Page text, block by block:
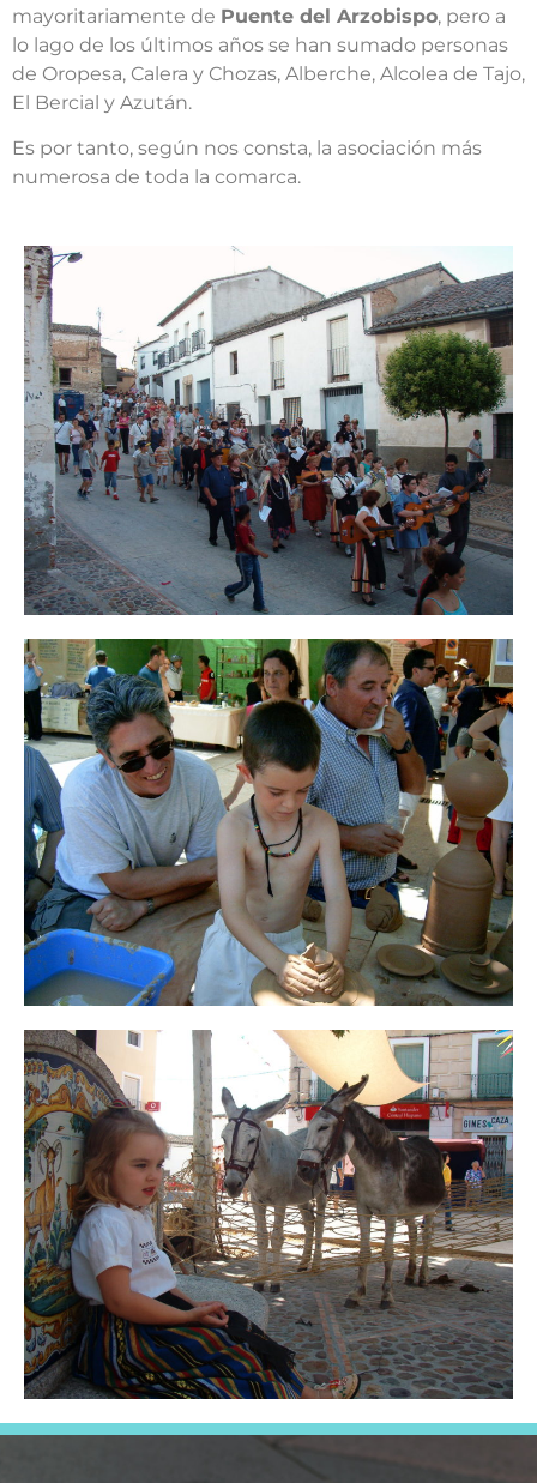
mayoritariamente de Puente del Arzobispo, pero a
lo lago de los últimos años se han sumado personas
de Oropesa, Calera y Chozas, Alberche, Alcolea de Tajo,
El Bercial y Azután.
Es por tanto, según nos consta, la asociación más
numerosa de toda la comarca.